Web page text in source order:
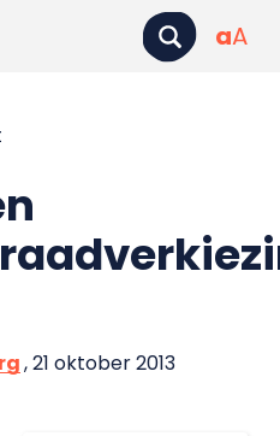
aA
, 21 oktober 2013